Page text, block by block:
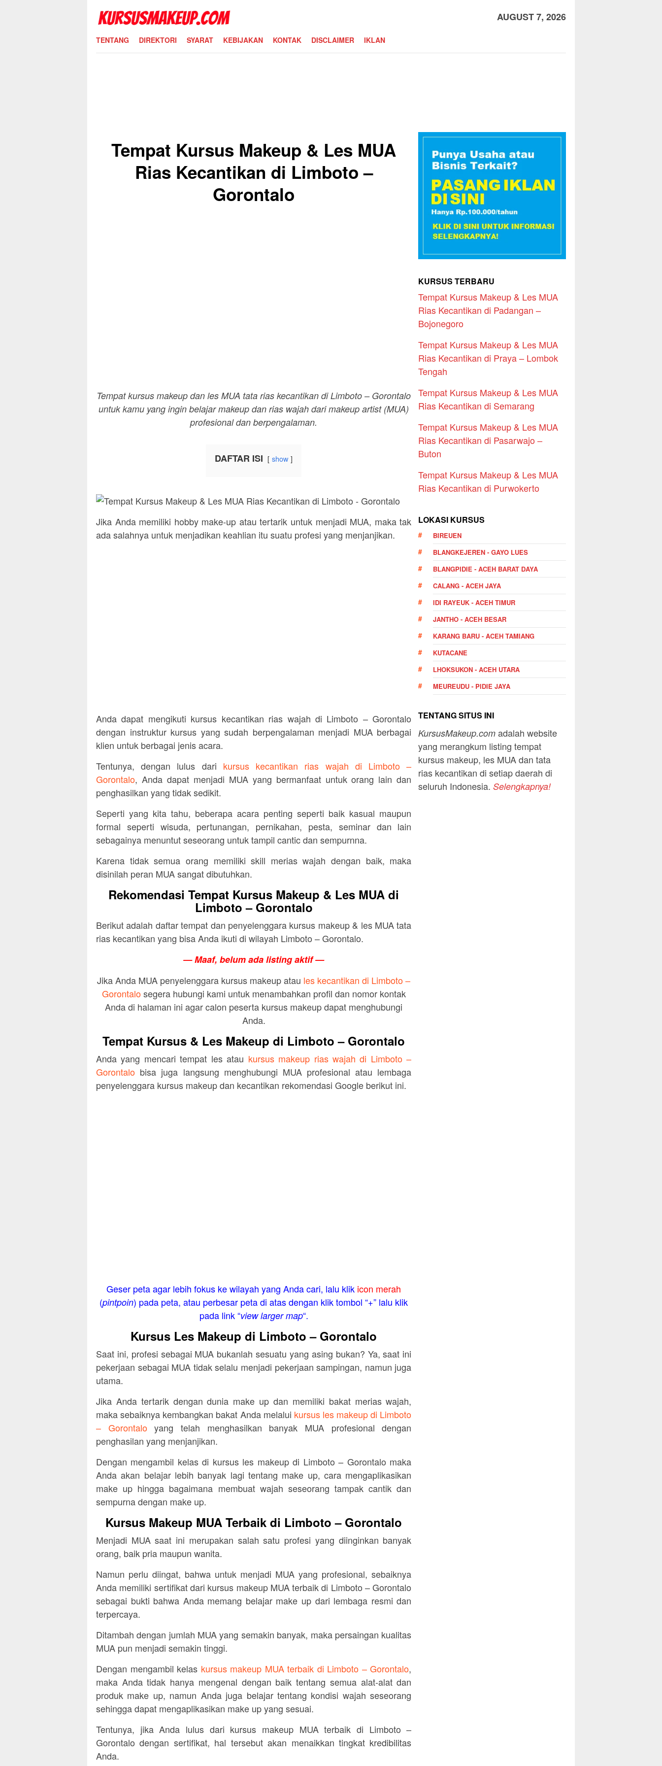
AUGUST 7, 2026
TENTANG DIREKTORI SYARAT KEBIJAKAN KONTAK DISCLAIMER IKLAN
Tempat Kursus Makeup & Les MUA
Rias Kecantikan di Limboto –
Gorontalo
Tempat kursus makeup dan les MUA tata rias kecantikan di Limboto – Gorontalo
untuk kamu yang ingin belajar makeup dan rias wajah dari makeup artist (MUA)
profesional dan berpengalaman.
DAFTAR ISI show
Jika Anda memiliki hobby make-up atau tertarik untuk menjadi MUA, maka tak
ada salahnya untuk menjadikan keahlian itu suatu profesi yang menjanjikan.
Anda dapat mengikuti kursus kecantikan rias wajah di Limboto – Gorontalo
dengan instruktur kursus yang sudah berpengalaman menjadi MUA berbagai
klien untuk berbagai jenis acara.
Tentunya, dengan lulus dari kursus kecantikan rias wajah di Limboto –
Gorontalo, Anda dapat menjadi MUA yang bermanfaat untuk orang lain dan
penghasilkan yang tidak sedikit.
Seperti yang kita tahu, beberapa acara penting seperti baik kasual maupun
formal seperti wisuda, pertunangan, pernikahan, pesta, seminar dan lain
sebagainya menuntut seseorang untuk tampil cantic dan sempurnna.
Karena tidak semua orang memiliki skill merias wajah dengan baik, maka
disinilah peran MUA sangat dibutuhkan.
Rekomendasi Tempat Kursus Makeup & Les MUA di
Limboto – Gorontalo
Berikut adalah daftar tempat dan penyelenggara kursus makeup & les MUA tata
rias kecantikan yang bisa Anda ikuti di wilayah Limboto – Gorontalo.
— Maaf, belum ada listing aktif —
Jika Anda MUA penyelenggara kursus makeup atau les kecantikan di Limboto –
Gorontalosegera hubungi kami untuk menambahkan profil dan nomor kontak
Anda di halaman ini agar calon peserta kursus makeup dapat menghubungi
Anda.
Tempat Kursus & Les Makeup di Limboto – Gorontalo
Anda yang mencari tempat les atau kursus makeup rias wajah di Limboto –
Gorontalo bisa juga langsung menghubungi MUA profesional atau lembaga
penyelenggara kursus makeup dan kecantikan rekomendasi Google berikut ini.
Geser peta agar lebih fokus ke wilayah yang Anda cari, lalu klik icon merah
(pintpoin) pada peta, atau perbesar peta di atas dengan klik tombol “+” lalu klik
pada link “view larger map“.
Kursus Les Makeup di Limboto – Gorontalo
Saat ini, profesi sebagai MUA bukanlah sesuatu yang asing bukan? Ya, saat ini
pekerjaan sebagai MUA tidak selalu menjadi pekerjaan sampingan, namun juga
utama.
Jika Anda tertarik dengan dunia make up dan memiliki bakat merias wajah,
maka sebaiknya kembangkan bakat Anda melalui kursus les makeup di Limboto
– Gorontaloyang telah menghasilkan banyak MUA profesional dengan
penghasilan yang menjanjikan.
Dengan mengambil kelas di kursus les makeup di Limboto – Gorontalo maka
Anda akan belajar lebih banyak lagi tentang make up, cara mengaplikasikan
make up hingga bagaimana membuat wajah seseorang tampak cantik dan
sempurna dengan make up.
Kursus Makeup MUA Terbaik di Limboto – Gorontalo
Menjadi MUA saat ini merupakan salah satu profesi yang diinginkan banyak
orang, baik pria maupun wanita.
Namun perlu diingat, bahwa untuk menjadi MUA yang profesional, sebaiknya
Anda memiliki sertifikat dari kursus makeup MUA terbaik di Limboto – Gorontalo
sebagai bukti bahwa Anda memang belajar make up dari lembaga resmi dan
terpercaya.
Ditambah dengan jumlah MUA yang semakin banyak, maka persaingan kualitas
MUA pun menjadi semakin tinggi.
Dengan mengambil kelas kursus makeup MUA terbaik di Limboto – Gorontalo,
maka Anda tidak hanya mengenal dengan baik tentang semua alat-alat dan
produk make up, namun Anda juga belajar tentang kondisi wajah seseorang
sehingga dapat mengaplikasikan make up yang sesuai.
Tentunya, jika Anda lulus dari kursus makeup MUA terbaik di Limboto –
Gorontalo dengan sertifikat, hal tersebut akan menaikkan tingkat kredibilitas
Anda.
KURSUS TERBARU
Tempat Kursus Makeup & Les MUA
Rias Kecantikan di Padangan –
Bojonegoro
Tempat Kursus Makeup & Les MUA
Rias Kecantikan di Praya – Lombok
Tengah
Tempat Kursus Makeup & Les MUA
Rias Kecantikan di Semarang
Tempat Kursus Makeup & Les MUA
Rias Kecantikan di Pasarwajo –
Buton
Tempat Kursus Makeup & Les MUA
Rias Kecantikan di Purwokerto
LOKASI KURSUS
BIREUEN
BLANGKEJEREN - GAYO LUES
BLANGPIDIE - ACEH BARAT DAYA
CALANG - ACEH JAYA
IDI RAYEUK - ACEH TIMUR
JANTHO - ACEH BESAR
KARANG BARU - ACEH TAMIANG
KUTACANE
LHOKSUKON - ACEH UTARA
MEUREUDU - PIDIE JAYA
TENTANG SITUS INI
KursusMakeup.com adalah website
yang merangkum listing tempat
kursus makeup, les MUA dan tata
rias kecantikan di setiap daerah di
seluruh Indonesia.Selengkapnya!